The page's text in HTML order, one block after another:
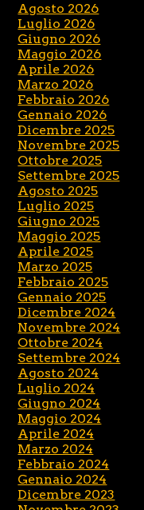
Agosto 2026
Luglio 2026
Giugno 2026
Maggio 2026
Aprile 2026
Marzo 2026
Febbraio 2026
Gennaio 2026
Dicembre 2025
Novembre 2025
Ottobre 2025
Settembre 2025
Agosto 2025
Luglio 2025
Giugno 2025
Maggio 2025
Aprile 2025
Marzo 2025
Febbraio 2025
Gennaio 2025
Dicembre 2024
Novembre 2024
Ottobre 2024
Settembre 2024
Agosto 2024
Luglio 2024
Giugno 2024
Maggio 2024
Aprile 2024
Marzo 2024
Febbraio 2024
Gennaio 2024
Dicembre 2023